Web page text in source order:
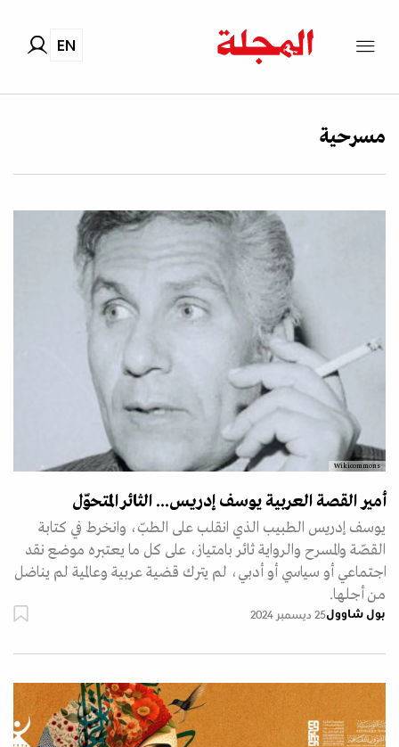
EN
مسرحية
Wikicommons
أمير القصة العربية يوسف إدريس... الثائر المتحوّل
يوسف إدريس الطبيب الذي انقلب على الطبّ، وانخرط في كتابة
القصّة والمسرح والرواية ثائر بامتياز، على كل ما يعتبره موضع نقد
اجتماعي أو سياسي أو أدبي، لم يترك قضية عربية وعالمية لم يناضل
من أجلها.
بول شاوول25 ديسمبر 2024